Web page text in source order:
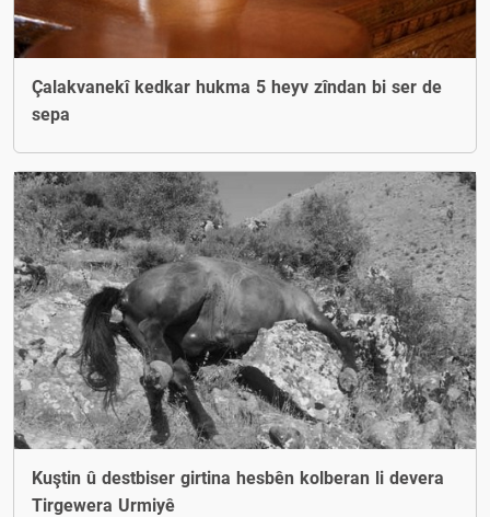
Çalakvanekî kedkar hukma 5 heyv zîndan bi ser de
sepa
Kuştin û destbiser girtina hesbên kolberan li devera
Tirgewera Urmiyê